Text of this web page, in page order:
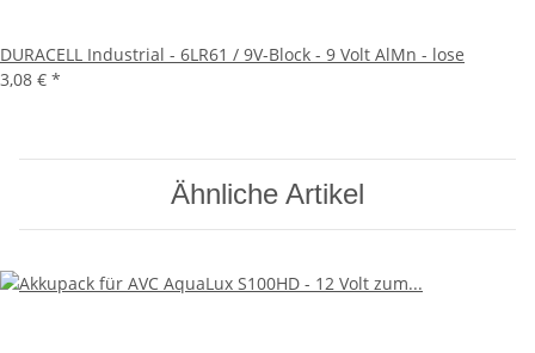
DURACELL Industrial - 6LR61 / 9V-Block - 9 Volt AlMn - lose
3,08 € *
Ähnliche Artikel